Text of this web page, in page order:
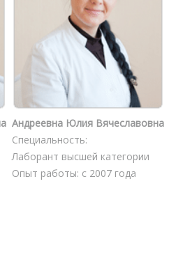
Андреевна Юлия Вячеславовна
Специальность:
Лаборант высшей категории
Опыт работы: с 2007 года